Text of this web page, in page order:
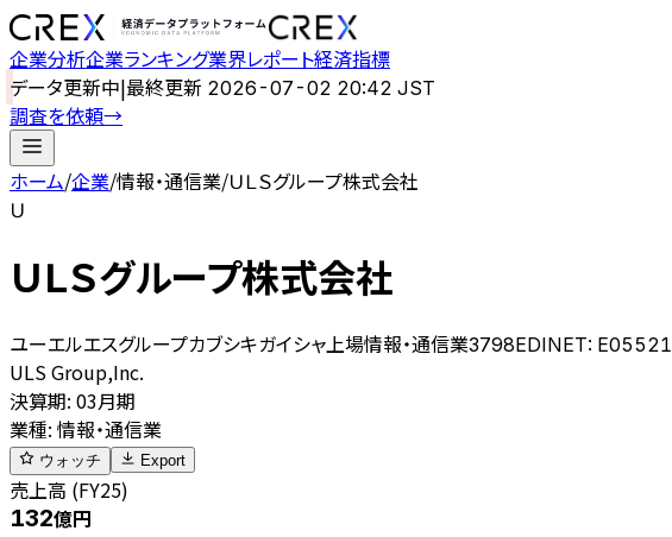
企業分析企業ランキング業界レポート経済指標
データ更新中|最終更新 2026-07-02 20:42 JST
調査を依頼→
ホーム/企業/情報・通信業/ＵＬＳグループ株式会社
Ｕ
ＵＬＳグループ株式会社
ユーエルエスグループカブシキガイシャ 上場情報・通信業3798EDINET: E05521
ULS Group,Inc.
決算期: 03月期
業種: 情報・通信業
ウォッチ Export
売上高 (FY25)
132億円